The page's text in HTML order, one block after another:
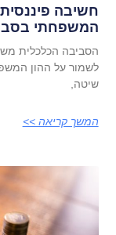
חשיבה
המשפחתי
הסביבה הכלכלית
לשמור על ההון
שיטה,
המשך קריאה >>